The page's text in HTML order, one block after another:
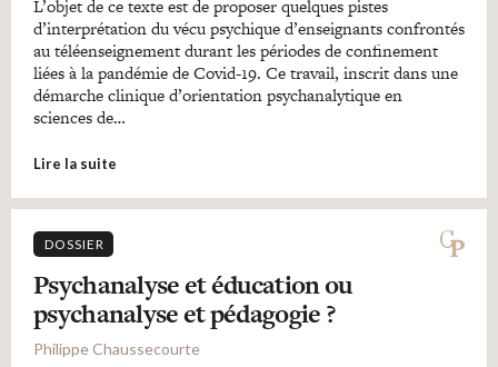
L’objet de ce texte est de proposer quelques pistes
d’interprétation du vécu psychique d’enseignants confrontés
au téléenseignement durant les périodes de confinement
liées à la pandémie de Covid-19. Ce travail, inscrit dans une
démarche clinique d’orientation psychanalytique en
sciences de…
Lire la suite
DOSSIER
Psychanalyse et éducation ou
psychanalyse et pédagogie ?
Philippe Chaussecourte